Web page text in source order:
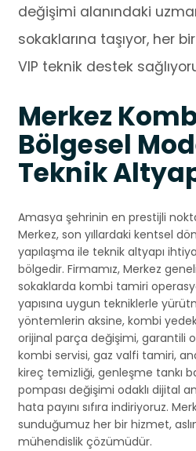
değişimi alanındaki
sokaklarına taşıyor, her
VIP teknik destek
Merkez
Bölgesel
Teknik
Amasya şehrinin en prestijli
Merkez, son yıllardaki kentsel
yapılaşma ile teknik altyapı
bölgedir. Firmamız, Merkez
sokaklarda kombi tamiri
yapısına uygun tekniklerle
yöntemlerin aksine, kombi yedek
orijinal parça değişimi, garantili
kombi servisi, gaz valfi tamiri,
kireç temizliği, genleşme tankı
pompası değişimi odaklı dijital
hata payını sıfıra indiriyoruz.
sunduğumuz her bir hizmet,
mühendislik çözümüdür.